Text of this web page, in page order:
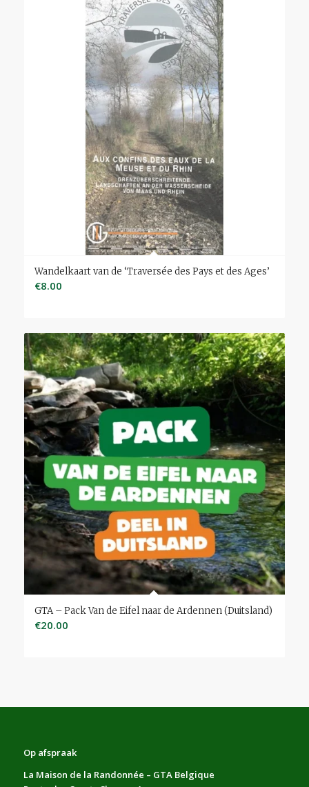
Wandelkaart van de ‘Traversée des Pays et des Ages’
€8.00
GTA – Pack Van de Eifel naar de Ardennen (Duitsland)
€20.00
Op afspraak
La Maison de la Randonnée – GTA Belgique